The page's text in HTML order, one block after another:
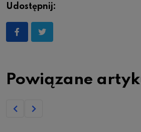
Udostępnij:
Powiązane